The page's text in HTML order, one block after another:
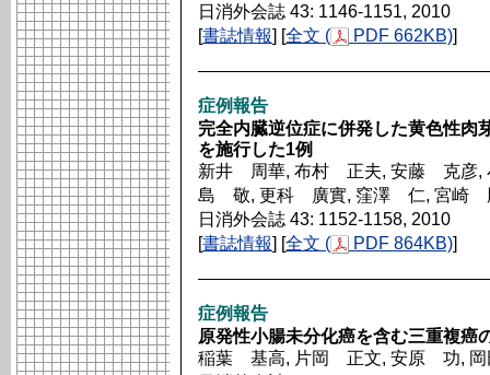
日消外会誌 43: 1146-1151, 2010
[書誌情報] [全文 ( PDF 662KB)]
症例報告
完全内臓逆位症に併発した黄色性肉
を施行した1例
新井 周華, 布村 正夫, 安藤 克彦
島 敬, 更科 廣實, 窪澤 仁, 宮崎
日消外会誌 43: 1152-1158, 2010
[書誌情報] [全文 ( PDF 864KB)]
症例報告
原発性小腸未分化癌を含む三重複癌
稲葉 基高, 片岡 正文, 安原 功,